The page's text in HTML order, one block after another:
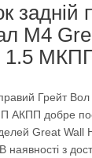
задній
М4
1.5
правий Грейт
АКПП добре
Great Wall
з